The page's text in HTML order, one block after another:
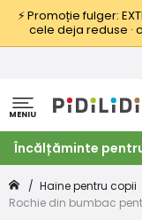
⚡ Promoție fulger:
cele deja reduse ·
MENIU
Încălțăminte
Haine pentru copii
Rochie din bumbac